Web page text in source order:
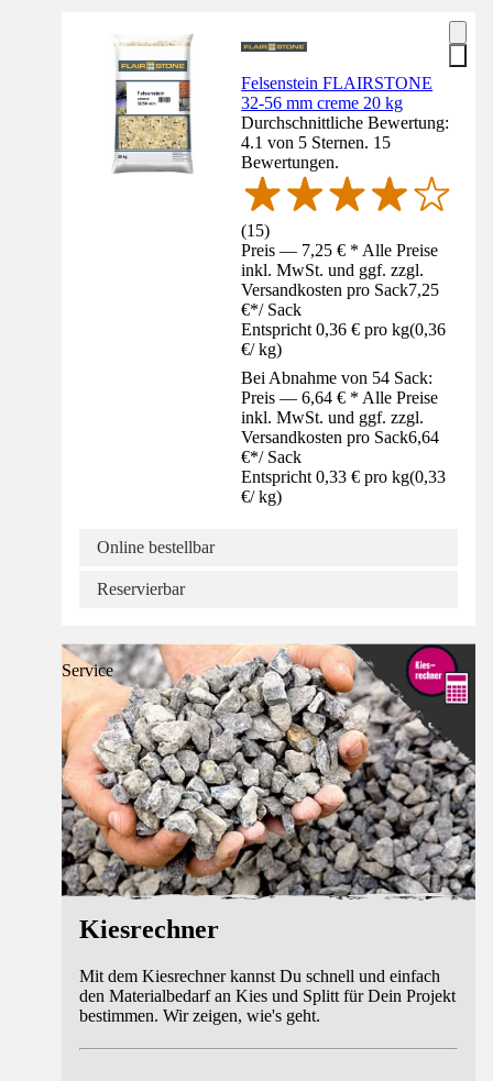
Felsenstein FLAIRSTONE
32-56 mm creme 20 kg
Durchschnittliche Bewertung:
4.1 von 5 Sternen. 15
Bewertungen.
(15)
Preis — 7,25 € * Alle Preise
inkl. MwSt. und ggf. zzgl.
Versandkosten pro Sack7,25
€*/ Sack
Entspricht 0,36 € pro kg(0,36
€/ kg)
Bei Abnahme von 54 Sack:
Preis — 6,64 € * Alle Preise
inkl. MwSt. und ggf. zzgl.
Versandkosten pro Sack6,64
€*/ Sack
Entspricht 0,33 € pro kg(0,33
€/ kg)
Online bestellbar
Reservierbar
Service
Kiesrechner
Mit dem Kiesrechner kannst Du schnell und einfach
den Materialbedarf an Kies und Splitt für Dein Projekt
bestimmen. Wir zeigen, wie's geht.